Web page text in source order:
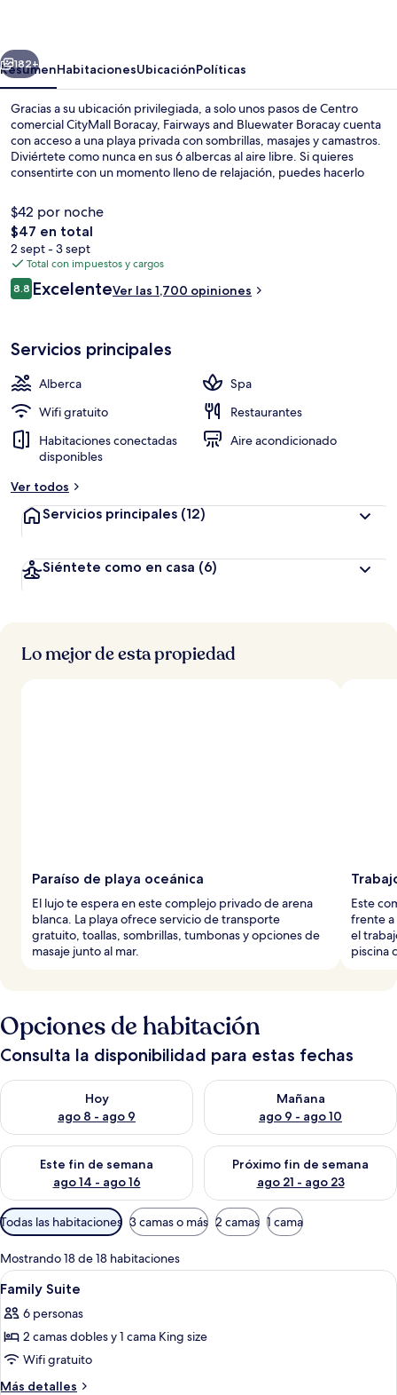
Siguiente
182+
ResumenHabitacionesUbicaciónPolíticas
Gracias a su ubicación privilegiada, a solo unos pasos de Centro
comercial CityMall Boracay, Fairways and Bluewater Boracay cuenta
con acceso a una playa privada con sombrillas, masajes y camastros.
Diviértete como nunca en sus 6 albercas al aire libre. Si quieres
consentirte con un momento lleno de relajación, puedes hacerlo
una sesión de reflexología. Uno de sus 10 restaurantes es We Chill
Gastropub, que sirve cocina internacional y está abierto para la
comida y la cena. Destacan sus 3 bares junto a la alberca, su campo
de golf y su sala de fitness. La alberca y el personal amable reciben
muy buenas calificaciones de otros visitantes.
$42 por noche
El
precio
total
es
de
$47 en total
2 sept - 3 sept
Total con impuestos y cargos
Opiniones
8.88.8 de 10,
ExcelenteVer las 1,700 opiniones
Servicios principales
Alberca
Spa
Wifi gratuito
Restaurantes
Habitaciones conectadas
disponibles
Aire acondicionado
Ver todos
Servicios principales (12)
Siéntete como en casa (6)
Lo mejor de esta propiedad
Paraíso de playa oceánica
El lujo te espera en este complejo privado de arena
blanca. La playa ofrece servicio de transporte
gratuito, toallas, sombrillas, tumbonas y opciones de
masaje junto al mar.
Este
frente a
el
piscina
Opciones de habitación
Consulta la disponibilidad para estas fechas
Hoy
ago 8 - ago 9
Consulta la disponibilidad para hoy ago 8 - ago 9
Mañana
ago 9 - ago 10
Consulta la disponibilidad
Este fin de semana
ago 14 - ago 16
Consulta la disponibilidad para este fin de semana ago 14 -
Próximo fin de semana
ago 21 - ago 23
Consulta la disponibilidad
Filtros
disponibles
para
las
habitaciones
Todas las habitaciones 3 camas o más 2 camas 1 cama
Mostrando 18 de 18 habitaciones
Abrir
todas
las
fotos
de
Family
Ropa de cama de alta calidad,
5
Family Suite
6 personas
2 camas dobles y 1 cama King size
Wifi gratuito
Más detalles
Más